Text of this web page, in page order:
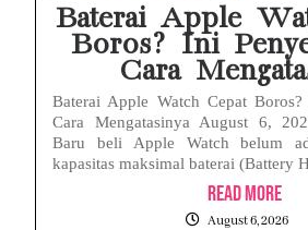
Baterai Apple
Boros? Ini
Cara
Baterai Apple Watch Cepat
Cara Mengatasinya August 6,
Baru beli Apple Watch belum
kapasitas maksimal baterai (Battery
Read More
August 6, 2026